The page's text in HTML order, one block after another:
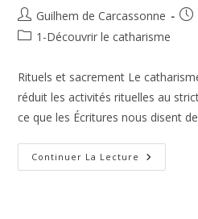
Auteur/autrice
de
Guilhem de Carcassonne
Post1-Découvrir le catharisme
Rituels et sacrement Le
réduit les activités rituelles au
ce que les Écritures nous disent
Continuer La Lecture Rituels
Et